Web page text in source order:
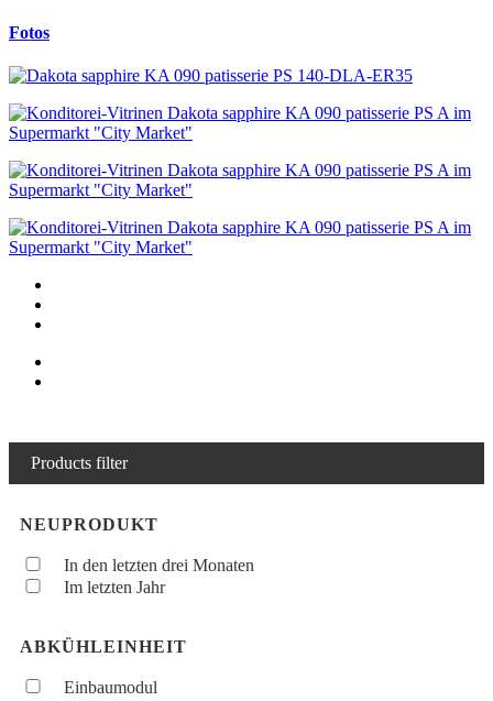
Fotos
Products filter
NEUPRODUKT
In den letzten drei Monaten
Im letzten Jahr
ABKÜHLEINHEIT
Einbaumodul